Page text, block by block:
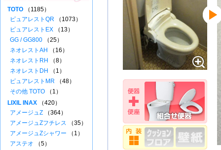
TOTO （1185）
ピュアレストQR （1073）
ピュアレストEX （13）
GG / GG800 （25）
ネオレストAH
（16）
ネオレストRH
（8）
ネオレストDH
（1）
ピュアレストMR （48）
その他 TOTO （1）
LIXIL INAX （420）
アメージュZ （364）
アメージュZフチレス （35）
アメージュZシャワー （1）
アステオ （5）